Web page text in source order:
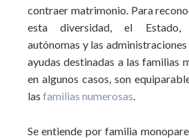
contraer matrimonio. Para
esta diversidad, el Estado,
autónomas y las
ayudas destinadas a las familias
en algunos casos, son
las familias numerosas.
Se entiende por familia